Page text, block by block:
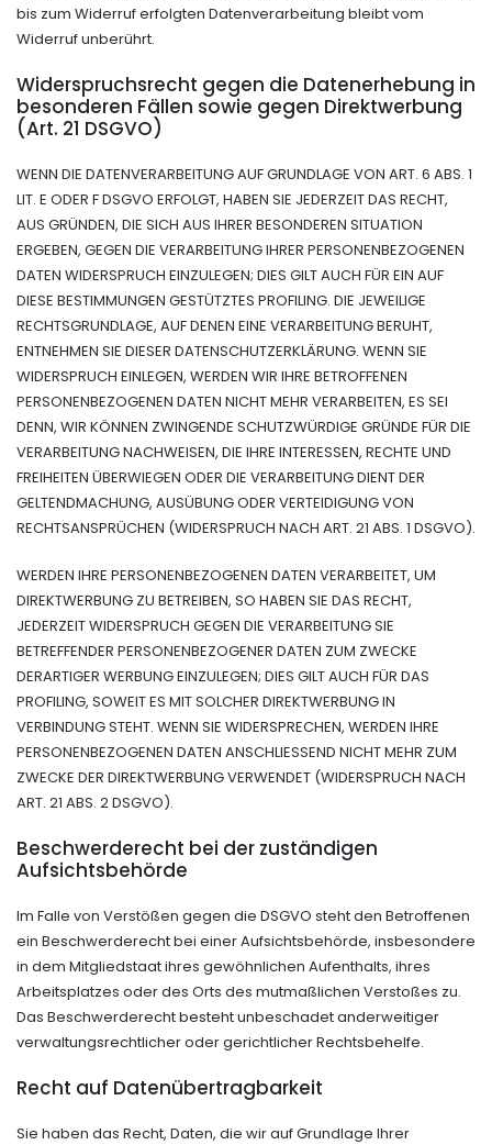
bis zum Widerruf erfolgten Datenverarbeitung bleibt vom
Widerruf unberührt.
Widerspruchsrecht gegen die Datenerhebung in
besonderen Fällen sowie gegen Direktwerbung
(Art. 21 DSGVO)
WENN DIE DATENVERARBEITUNG AUF GRUNDLAGE VON ART. 6 ABS. 1
LIT. E ODER F DSGVO ERFOLGT, HABEN SIE JEDERZEIT DAS RECHT,
AUS GRÜNDEN, DIE SICH AUS IHRER BESONDEREN SITUATION
ERGEBEN, GEGEN DIE VERARBEITUNG IHRER PERSONENBEZOGENEN
DATEN WIDERSPRUCH EINZULEGEN; DIES GILT AUCH FÜR EIN AUF
DIESE BESTIMMUNGEN GESTÜTZTES PROFILING. DIE JEWEILIGE
RECHTSGRUNDLAGE, AUF DENEN EINE VERARBEITUNG BERUHT,
ENTNEHMEN SIE DIESER DATENSCHUTZERKLÄRUNG. WENN SIE
WIDERSPRUCH EINLEGEN, WERDEN WIR IHRE BETROFFENEN
PERSONENBEZOGENEN DATEN NICHT MEHR VERARBEITEN, ES SEI
DENN, WIR KÖNNEN ZWINGENDE SCHUTZWÜRDIGE GRÜNDE FÜR DIE
VERARBEITUNG NACHWEISEN, DIE IHRE INTERESSEN, RECHTE UND
FREIHEITEN ÜBERWIEGEN ODER DIE VERARBEITUNG DIENT DER
GELTENDMACHUNG, AUSÜBUNG ODER VERTEIDIGUNG VON
RECHTSANSPRÜCHEN (WIDERSPRUCH NACH ART. 21 ABS. 1 DSGVO).
WERDEN IHRE PERSONENBEZOGENEN DATEN VERARBEITET, UM
DIREKTWERBUNG ZU BETREIBEN, SO HABEN SIE DAS RECHT,
JEDERZEIT WIDERSPRUCH GEGEN DIE VERARBEITUNG SIE
BETREFFENDER PERSONENBEZOGENER DATEN ZUM ZWECKE
DERARTIGER WERBUNG EINZULEGEN; DIES GILT AUCH FÜR DAS
PROFILING, SOWEIT ES MIT SOLCHER DIREKTWERBUNG IN
VERBINDUNG STEHT. WENN SIE WIDERSPRECHEN, WERDEN IHRE
PERSONENBEZOGENEN DATEN ANSCHLIESSEND NICHT MEHR ZUM
ZWECKE DER DIREKTWERBUNG VERWENDET (WIDERSPRUCH NACH
ART. 21 ABS. 2 DSGVO).
Beschwerde­recht bei der zuständigen
Aufsichts­behörde
Im Falle von Verstößen gegen die DSGVO steht den Betroffenen
ein Beschwerderecht bei einer Aufsichtsbehörde, insbesondere
in dem Mitgliedstaat ihres gewöhnlichen Aufenthalts, ihres
Arbeitsplatzes oder des Orts des mutmaßlichen Verstoßes zu.
Das Beschwerderecht besteht unbeschadet anderweitiger
verwaltungsrechtlicher oder gerichtlicher Rechtsbehelfe.
Recht auf Daten­übertrag­barkeit
Sie haben das Recht, Daten, die wir auf Grundlage Ihrer